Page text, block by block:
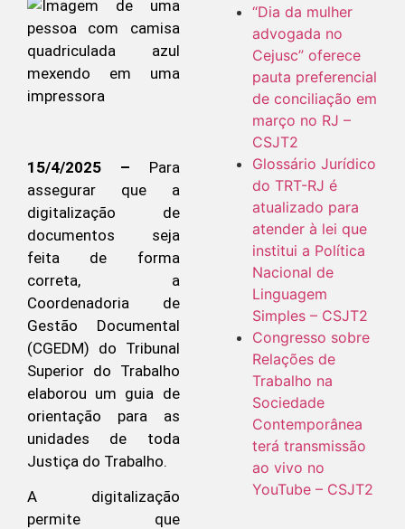
15/4/2025 – Para
assegurar que a
digitalização de
documentos seja
feita de forma
correta, a
Coordenadoria de
Gestão Documental
(CGEDM) do Tribunal
Superior do Trabalho
elaborou um guia de
orientação para as
unidades de toda
Justiça do Trabalho.
A digitalização
permite que
“Dia da mulher
advogada no
Cejusc” oferece
pauta preferencial
de conciliação em
março no RJ –
CSJT2
Glossário Jurídico
do TRT-RJ é
atualizado para
atender à lei que
institui a Política
Nacional de
Linguagem
Simples – CSJT2
Congresso sobre
Relações de
Trabalho na
Sociedade
Contemporânea
terá transmissão
ao vivo no
YouTube – CSJT2